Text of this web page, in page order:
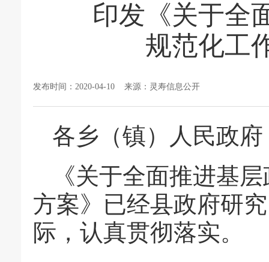
印发《关于全
规范化工
发布时间：2020-04-10 来源：灵寿信息公开
各乡（镇）人民政
《关于全面推进基
方案》已经县政府研
际，认真贯彻落实。